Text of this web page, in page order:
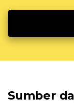
Sumber